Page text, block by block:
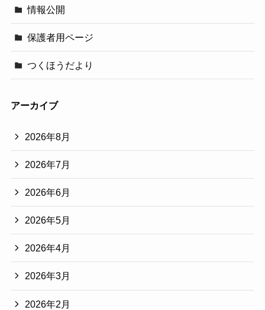
情報公開
保護者用ページ
つくほうだより
アーカイブ
2026年8月
2026年7月
2026年6月
2026年5月
2026年4月
2026年3月
2026年2月